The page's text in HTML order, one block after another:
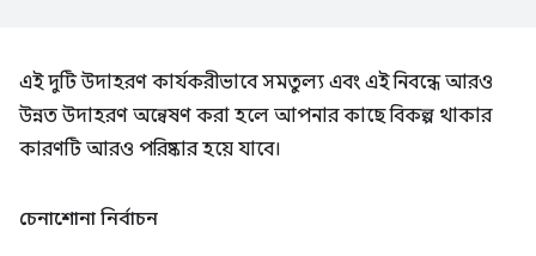
এই দুটি উদাহরণ কার্যকরীভাবে সমতুল্য এবং এই নিবন্ধে আরও
উন্নত উদাহরণ অন্বেষণ করা হলে আপনার কাছে বিকল্প থাকার
কারণটি আরও পরিষ্কার হয়ে যাবে।
চেনাশোনা নির্বাচন